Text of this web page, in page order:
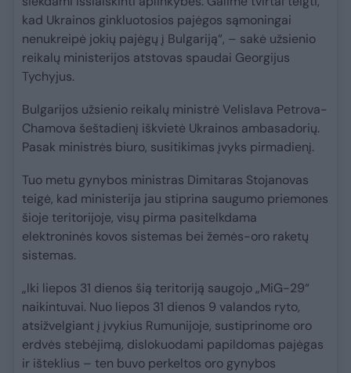
kad Ukrainos ginkluotosios pajėgos sąmoningai
nenukreipė jokių pajėgų į Bulgariją“, – sakė užsienio
reikalų ministerijos atstovas spaudai Georgijus
Tychyjus.
Bulgarijos užsienio reikalų ministrė Velislava Petrova-
Chamova šeštadienį iškvietė Ukrainos ambasadorių.
Pasak ministrės biuro, susitikimas įvyks pirmadienį.
Tuo metu gynybos ministras Dimitaras Stojanovas
teigė, kad ministerija jau stiprina saugumo priemones
šioje teritorijoje, visų pirma pasitelkdama
elektroninės kovos sistemas bei žemės-oro raketų
sistemas.
„Iki liepos 31 dienos šią teritoriją saugojo „MiG-29“
naikintuvai. Nuo liepos 31 dienos 9 valandos ryto,
atsižvelgiant į įvykius Rumunijoje, sustiprinome oro
erdvės stebėjimą, dislokuodami papildomas pajėgas
ir išteklius – ten buvo perkeltos oro gynybos